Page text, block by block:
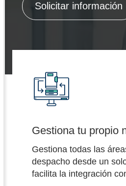
Solicitar información
Gestiona tu propio
Gestiona todas las
despacho desde un
facilita la integración